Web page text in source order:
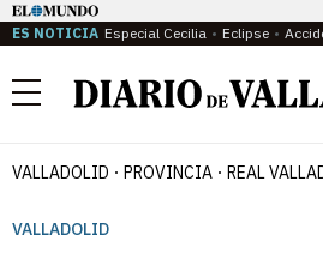
ES NOTICIA Especial Cecilia Eclipse
Menú
VALLADOLID PROVINCIA REAL
VALLADOLID